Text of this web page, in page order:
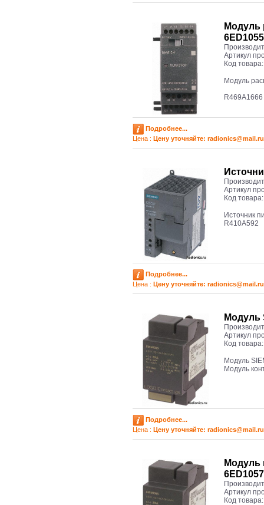
Модуль
Артикул
Код
Модуль
R469A1666
Подробнее...
Цена : Цену уточняйте: radioniсs@mail.ru
Артикул
Код
Источник
R410A592
Подробнее...
Цена : Цену уточняйте: radioniсs@mail.ru
Модуль
Артикул
Код
Модуль
Модуль
Подробнее...
Цена : Цену уточняйте: radioniсs@mail.ru
Модуль
Артикул
Код